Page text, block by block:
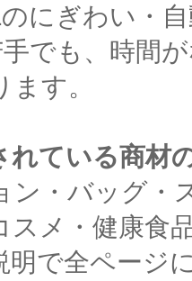
にぎわい・
でも、時間
す。
れている商材
ン・バッグ・
スメ・健康食
明で全ページ